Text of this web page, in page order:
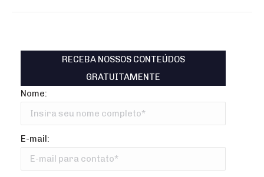
RECEBA NOSSOS CONTEÚDOS
GRATUITAMENTE
Nome:
E-mail: